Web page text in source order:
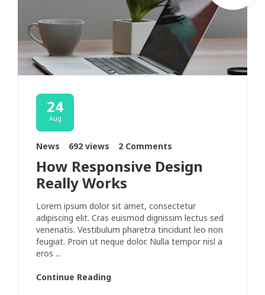
24
Aug
News 692 views 2 Comments
How Responsive Design
Really Works
Lorem ipsum dolor sit amet, consectetur
adipiscing elit. Cras euismod dignissim lectus sed
venenatis. Vestibulum pharetra tincidunt leo non
feugiat. Proin ut neque dolor. Nulla tempor nisl a
eros ...
Continue Reading